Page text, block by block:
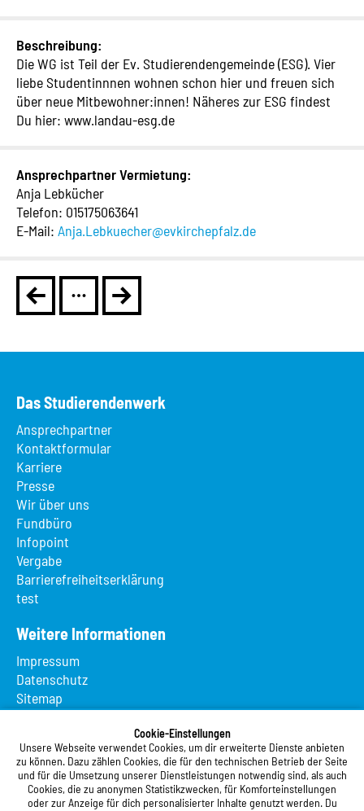
Cookie-Einstellungen
Unsere Webseite verwendet Cookies, um dir erweiterte Dienste anbieten
zu können. Dazu zählen Cookies, die für den technischen Betrieb der Seite
und für die Umsetzung unserer Dienstleistungen notwendig sind, als auch
Cookies, die zu anonymen Statistikzwecken, für Komforteinstellungen
oder zur Anzeige für dich personalisierter Inhalte genutzt werden. Du
Beschreibung:
Die WG ist Teil der Ev. Studierendengemeinde (ESG). Vier
liebe Studentinnnen wohnen schon hier und freuen sich
über neue Mitbewohner:innen! Näheres zur ESG findest
Du hier: www.landau-esg.de
Ansprechpartner Vermietung:
Anja Lebkücher
Telefon: 015175063641
E-Mail: Anja.Lebkuecher@evkirchepfalz.de
Das Studierendenwerk
Ansprechpartner
Kontaktformular
Karriere
Presse
Wir über uns
Fundbüro
Infopoint
Vergabe
Barrierefreiheitserklärung
test
Weitere Informationen
Impressum
Datenschutz
Sitemap
Suche
Registrierung
Studierendenwerk Vorderpfalz